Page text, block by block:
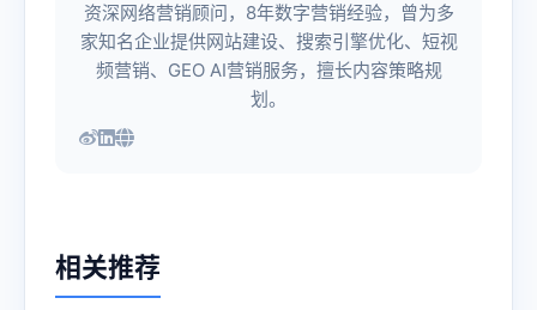
资深网络营销顾问，8年数字营销经验，曾为多
家知名企业提供网站建设、搜索引擎优化、短视
频营销、GEO AI营销服务，擅长内容策略规
划。
相关推荐